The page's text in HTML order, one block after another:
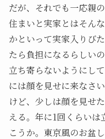
だが、それでも一応親
住まいと実家とはそん
かといって実家入りび
たら負担になるらしい
立ち寄らないようにし
には顔を見せに来なさ
けど、少しは顔を見せ
える。年に1回くらい
こうか。東京風のお盆